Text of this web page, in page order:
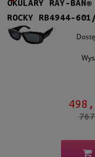
Polaryzacja
Tak(13)
OKULARY RAY-BAN®
ROCKY RB4944-